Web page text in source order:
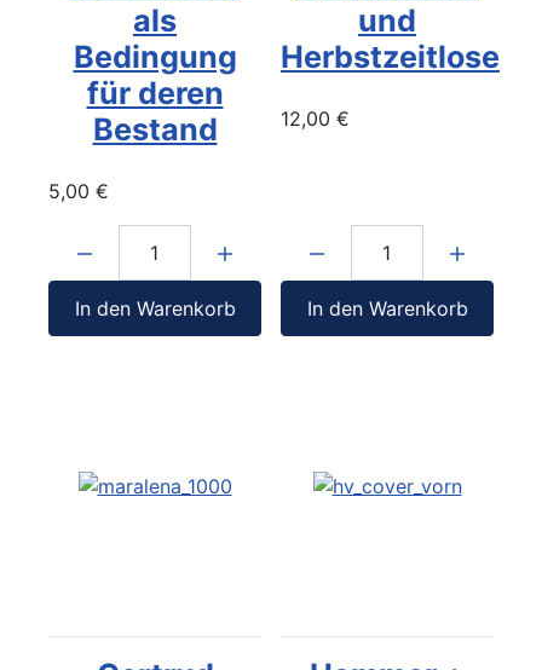
als
Bedingung
für deren
Bestand
5,00 €
In den Warenkorb
und
Herbstzeitlose
12,00 €
In den Warenkorb